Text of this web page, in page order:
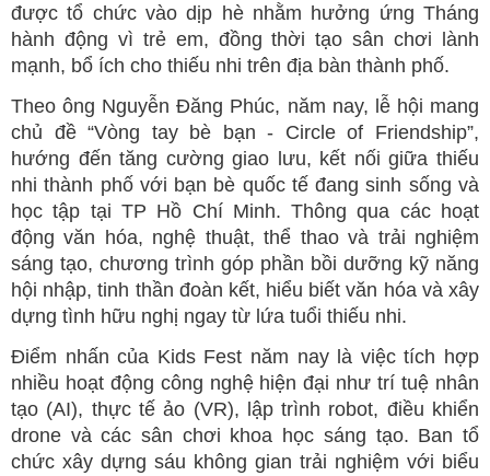
được tổ chức vào dịp hè nhằm hưởng ứng Tháng
hành động vì trẻ em, đồng thời tạo sân chơi lành
mạnh, bổ ích cho thiếu nhi trên địa bàn thành phố.
Theo ông Nguyễn Đăng Phúc, năm nay, lễ hội mang
chủ đề “Vòng tay bè bạn - Circle of Friendship”,
hướng đến tăng cường giao lưu, kết nối giữa thiếu
nhi thành phố với bạn bè quốc tế đang sinh sống và
học tập tại TP Hồ Chí Minh. Thông qua các hoạt
động văn hóa, nghệ thuật, thể thao và trải nghiệm
sáng tạo, chương trình góp phần bồi dưỡng kỹ năng
hội nhập, tinh thần đoàn kết, hiểu biết văn hóa và xây
dựng tình hữu nghị ngay từ lứa tuổi thiếu nhi.
Điểm nhấn của Kids Fest năm nay là việc tích hợp
nhiều hoạt động công nghệ hiện đại như trí tuệ nhân
tạo (AI), thực tế ảo (VR), lập trình robot, điều khiển
drone và các sân chơi khoa học sáng tạo. Ban tổ
chức xây dựng sáu không gian trải nghiệm với biểu